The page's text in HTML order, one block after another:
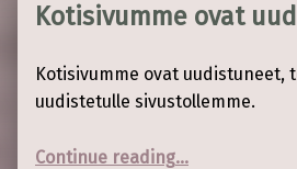
Kotisivumme ovat
Kotisivumme ovat uudistuneet,
uudistetulle sivustollemme.
Continue reading…